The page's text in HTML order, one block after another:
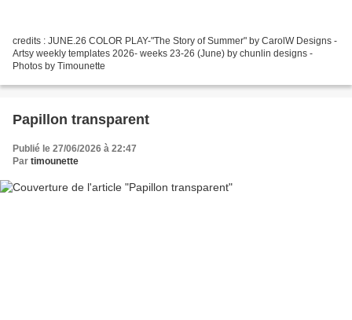
credits : JUNE.26 COLOR PLAY-"The Story of Summer" by CarolW Designs -
Artsy weekly templates 2026- weeks 23-26 (June) by chunlin designs -
Photos by Timounette
Papillon transparent
Publié le 27/06/2026 à 22:47
Par timounette